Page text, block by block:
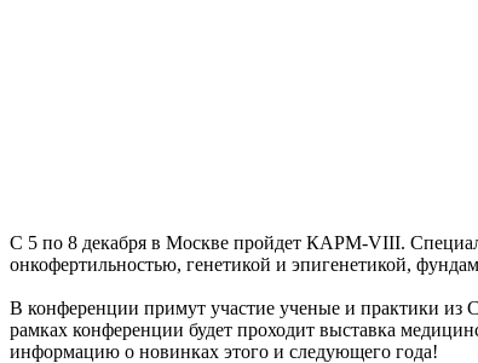
С 5 по 8 декабря в Москве пройдет КАРМ-VIII.
онкофертильностью, генетикой и эпигенетикой,
В конференции примут участие ученые и практики из
рамках конференции будет проходит выставка
информацию о новинках этого и следующего года!